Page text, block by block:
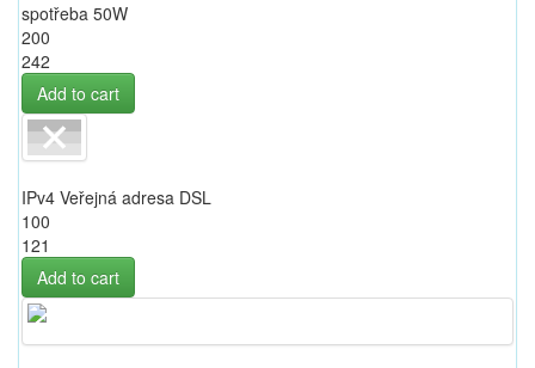
spotřeba 50W
200
242
Add to cart
IPv4 Veřejná adresa DSL
100
121
Add to cart